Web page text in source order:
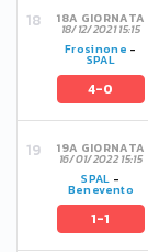
18A GIORNATA
18/12/2021 15:15
Frosinone -
SPAL
4-0
19A GIORNATA
16/01/2022 15:15
SPAL -
Benevento
1-1